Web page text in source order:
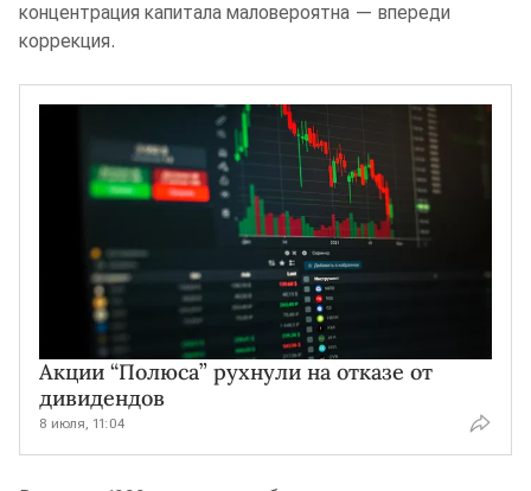
концентрация капитала маловероятна — впереди
коррекция.
Акции “Полюса” рухнули на отказе от
дивидендов
8 июля, 11:04